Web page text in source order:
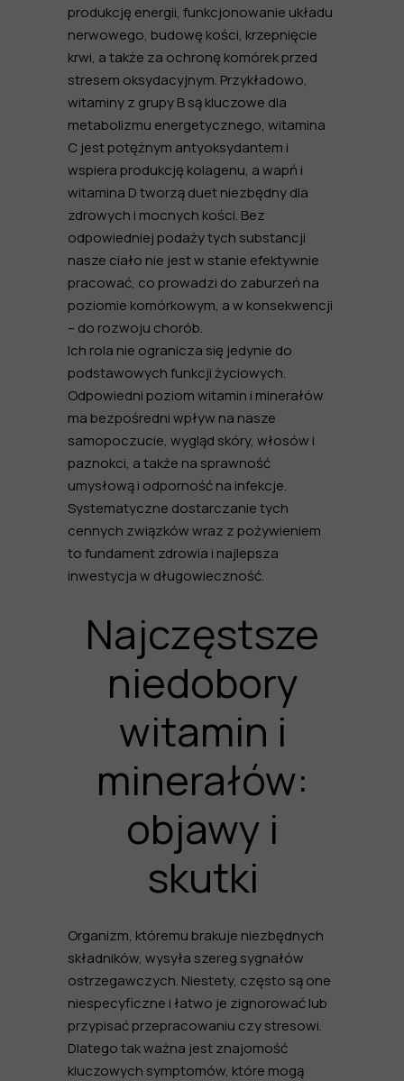
produkcję energii, funkcjonowanie układu
nerwowego, budowę kości, krzepnięcie
krwi, a także za ochronę komórek przed
stresem oksydacyjnym. Przykładowo,
witaminy z grupy B są kluczowe dla
metabolizmu energetycznego, witamina
C jest potężnym antyoksydantem i
wspiera produkcję kolagenu, a wapń i
witamina D tworzą duet niezbędny dla
zdrowych i mocnych kości. Bez
odpowiedniej podaży tych substancji
nasze ciało nie jest w stanie efektywnie
pracować, co prowadzi do zaburzeń na
poziomie komórkowym, a w konsekwencji
– do rozwoju chorób.
Ich rola nie ogranicza się jedynie do
podstawowych funkcji życiowych.
Odpowiedni poziom witamin i minerałów
ma bezpośredni wpływ na nasze
samopoczucie, wygląd skóry, włosów i
paznokci, a także na sprawność
umysłową i odporność na infekcje.
Systematyczne dostarczanie tych
cennych związków wraz z pożywieniem
to fundament zdrowia i najlepsza
inwestycja w długowieczność.
Najczęstsze
niedobory
witamin i
minerałów:
objawy i
skutki
Organizm, któremu brakuje niezbędnych
składników, wysyła szereg sygnałów
ostrzegawczych. Niestety, często są one
niespecyficzne i łatwo je zignorować lub
przypisać przepracowaniu czy stresowi.
Dlatego tak ważna jest znajomość
kluczowych symptomów, które mogą